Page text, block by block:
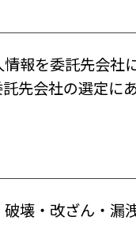
報を委託先会
先会社の選定
壊・改ざん・